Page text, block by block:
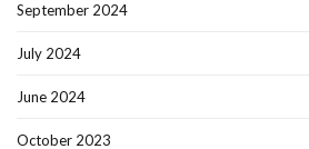
September 2024
July 2024
June 2024
October 2023